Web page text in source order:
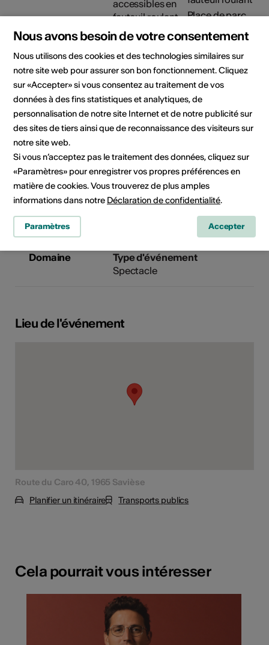
Place de parc
accessible en
fauteuil roulant
Détails sur l'accessibilité
architecturale
Organisateur
Théâtre Le Baladin
Théâtre Savièse
1965 Savièse
Téléphone 027 395 45 60
Réservations 027 395 45 60
E-Mail
Site Internet
Domaine
Type d'événement
Spectacle
Lieu de l'événement
Route du Caro 40, 1965 Savièse
Planifier un itinéraire
Transports publics
Cela pourrait vous intéresser
Nous avons besoin de votre consentement
Nous utilisons des cookies et des technologies similaires sur
notre site web pour assurer son bon fonctionnement. Cliquez
sur «Accepter» si vous consentez au traitement de vos
données à des fins statistiques et analytiques, de
personnalisation de notre site Internet et de notre publicité sur
des sites de tiers ainsi que de reconnaissance des visiteurs sur
notre site web.
Si vous n’acceptez pas le traitement des données, cliquez sur
«Paramètres» pour enregistrer vos propres préférences en
matière de cookies. Vous trouverez de plus amples
informations dans notre Déclaration de confidentialité.
Paramètres Accepter